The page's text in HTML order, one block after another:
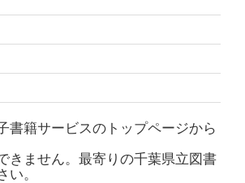
書籍サービスのトップページから
きません。最寄りの千葉県立図書
い。